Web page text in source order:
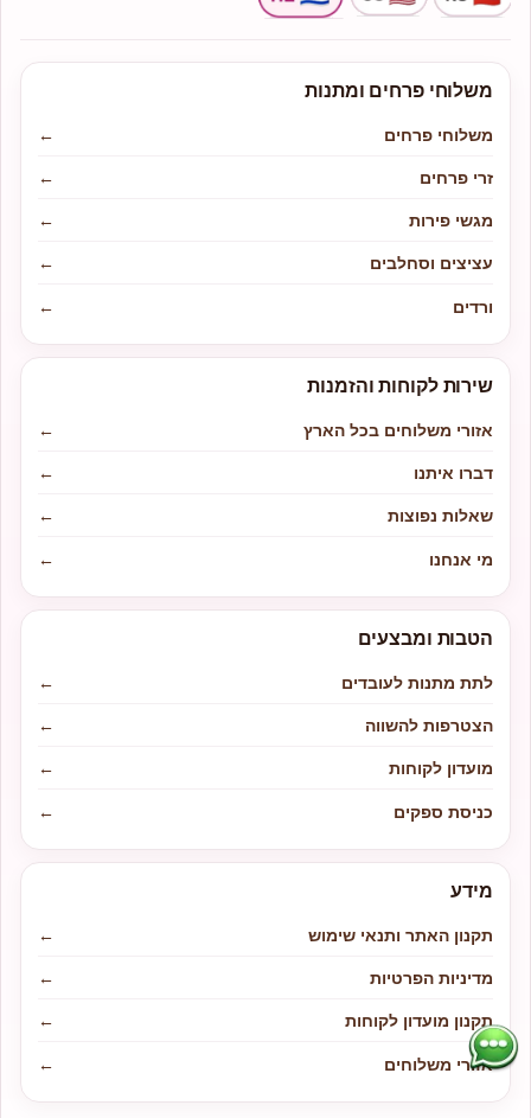
משלוחי פרחים ומתנות
משלוחי פרחים
←
זרי פרחים
←
מגשי פירות
←
עציצים וסחלבים
←
ורדים
←
שירות לקוחות והזמנות
אזורי משלוחים בכל הארץ
←
דברו איתנו
←
שאלות נפוצות
←
מי אנחנו
←
הטבות ומבצעים
לתת מתנות לעובדים
←
הצטרפות להשווה
←
מועדון לקוחות
←
כניסת ספקים
←
מידע
תקנון האתר ותנאי שימוש
←
מדיניות הפרטיות
←
תקנון מועדון לקוחות
←
אזורי משלוחים
←